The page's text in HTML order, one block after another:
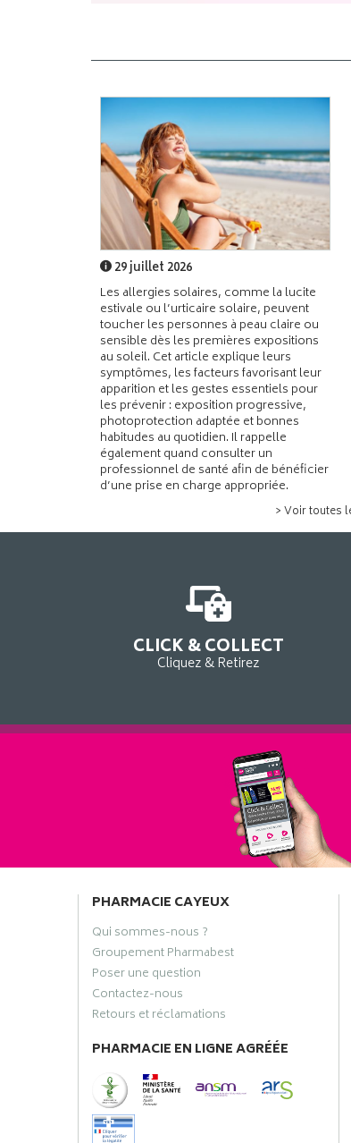
29 juillet 2026
Les allergies solaires, comme la lucite
estivale ou l’urticaire solaire, peuvent
toucher les personnes à peau claire ou
sensible dès les premières expositions
au soleil. Cet article explique leurs
symptômes, les facteurs favorisant leur
apparition et les gestes essentiels pour
les prévenir : exposition progressive,
photoprotection adaptée et bonnes
habitudes au quotidien. Il rappelle
également quand consulter un
professionnel de santé afin de bénéficier
d’une prise en charge appropriée.
> Voir toutes
CLICK & COLLECT
Cliquez & Retirez
PHARMACIE CAYEUX
Qui sommes-nous ?
Groupement Pharmabest
Poser une question
Contactez-nous
Retours et réclamations
PHARMACIE EN LIGNE AGRÉÉE